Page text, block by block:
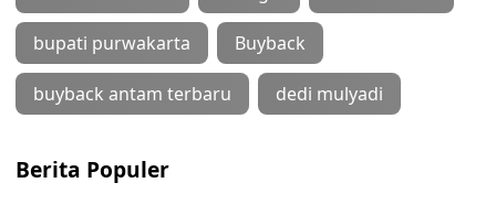
bupati purwakarta Buyback
buyback antam terbaru dedi mulyadi
Berita Populer